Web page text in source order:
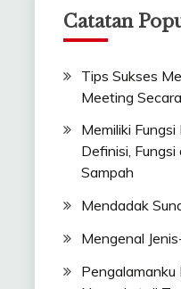
Catatan
Tips Sukses
Meeting
Memiliki
Definisi,
Sampah
Mendadak
Mengenal
Pengalamanku